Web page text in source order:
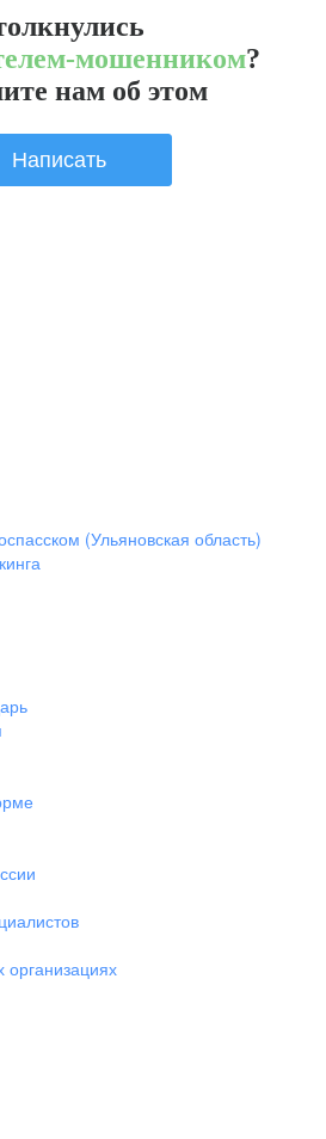
мошенником?
нам об этом
Написать
(Ульяновская область)
организациях